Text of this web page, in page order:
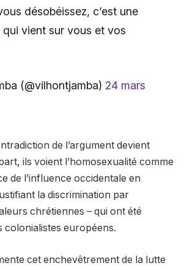
désobéissez, c’est une
vient sur vous et vos
(@vilhontjamba) 24 mars
de l’argument devient
ils voient l’homosexualité comme
de l’influence occidentale en
la discrimination par
chrétiennes – qui ont été
colonialistes européens.
cet enchevêtrement de la lutte